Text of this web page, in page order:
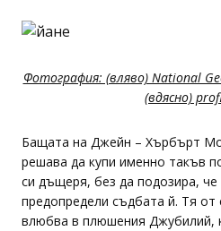
Фотография: (вляво) National
(вдясно)
Бащата на Джейн – Хърбърт
решава да купи именно такъв
си дъщеря, без да подозира,
предопредели съдбата й. Тя от
влюбва в плюшения Джубилий,